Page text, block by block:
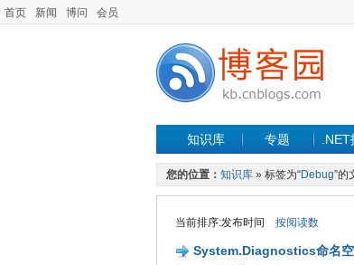
首页 新闻 博问 会员
知识库 专题
您的位置： 知识库 » 标签为“Debug”的
当前排序:发布时间 按阅读数
System.Diagnostics命名空